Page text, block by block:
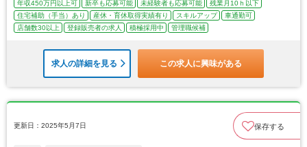
年収450万円以上可 新卒も応募可能 未経験者も応募可能
残業月10ｈ以下
住宅補助（手当）あり
産休・育休取得実績有り スキルアップ
車通勤可
店舗数30以上
登録販売者の求人 積極採用中 管理職候補
求人の詳細を見る この求人に興味がある
更新日：2025年5月7日 保存する